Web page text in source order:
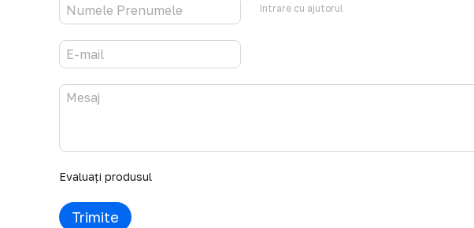
Intrare cu ajutorul
Evaluați produsul
Trimite